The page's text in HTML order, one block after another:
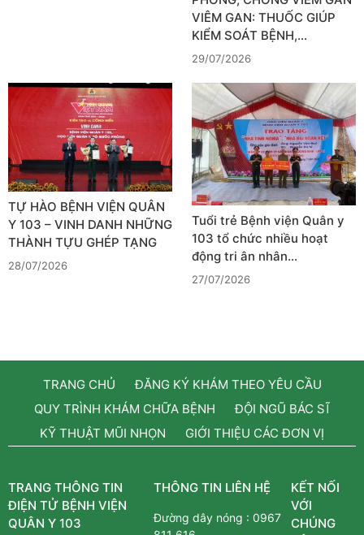
VIÊM GAN: THUỐC GIÚP
KIỂM SOÁT BỆNH,…
29/07/2026
TỰ HÀO BỆNH VIỆN QUÂN
Y 103 – VINH DANH NHỮNG
THÀNH TỰU GHÉP TẠNG
28/07/2026
Tuổi trẻ Bệnh viện Quân y
103 tổ chức nhiều hoạt
động tri ân nhân…
27/07/2026
TRANG CHỦ
ĐĂNG KÝ KHÁM THEO YÊU CẦU
QUY TRÌNH KHÁM CHỮA BỆNH
ĐỘI NGŨ BÁC SĨ
KỸ THUẬT MŨI NHỌN
GIỚI THIỆU CÁC ĐƠN VỊ
TRANG THÔNG TIN
ĐIỆN TỬ BỆNH VIỆN
QUÂN Y 103
THÔNG TIN LIÊN HỆ
Đường dây nóng :0967
KẾT NỐI
VỚI
CHÚNG